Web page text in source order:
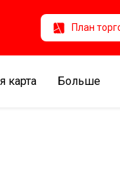
План
карта Больше